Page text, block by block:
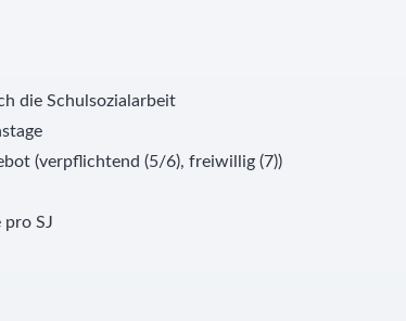
die Schulsozialarbeit
(verpflichtend (5/6), freiwillig (7))
SJ